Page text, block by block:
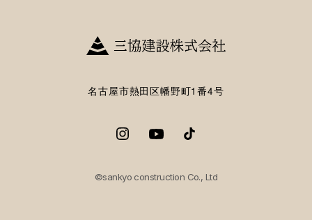
名古屋市熱田区幡野町1番4号
©sankyo construction Co., Ltd